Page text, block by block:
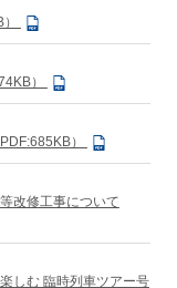
）
）
改修工事について
しむ 臨時列車ツアー号